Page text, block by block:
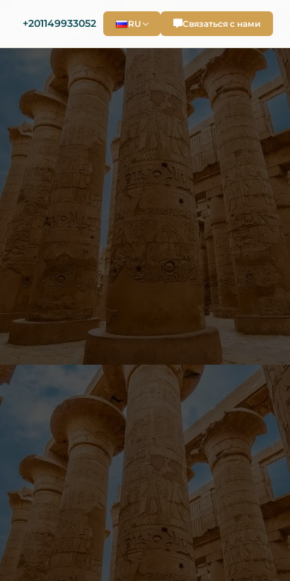
+201149933052 RU Связаться с нами